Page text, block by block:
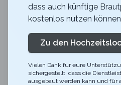
Zeremonie
BE
SpiezMerkliste Link
Bei uns in der Loube wird
anschliessend ausgiebig
dass auch künftige
kostenlos nutzen
Zu den
Vielen Dank für eure
sichergestellt, dass die
ausgebaut werden kann und für